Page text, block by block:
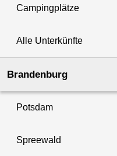
Campingplätze
Alle Unterkünfte
Brandenburg
Potsdam
Spreewald